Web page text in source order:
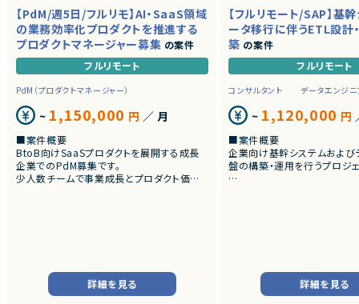
【PdM/週5日/フルリモ】AI・SaaS領域
の業務効率化プロダクトを推進する
プロダクトマネージャー募集 の案件
フルリモート
PdM（プロダクトマネージャー）
~ 1,150,000 円 ／ 月
■案件概要
BtoB向けSaaSプロダクトを展開する成長
企業でのPdM募集です。
少人数チームで事業成長とプロダクト価値
・新規サービス開発プロジェクト
詳細を見る
【フルリモート/SAP】基
ータ移行に伴うETL設計
築 の案件
フルリモート
コンサルタント データエンジニ
~ 1,120,000 円
■案件概要
企業向け基幹システムおよび
盤の構築・運用を行うプロジェ
■業務内容
・SAP BWの既存データモデ
詳細を見る